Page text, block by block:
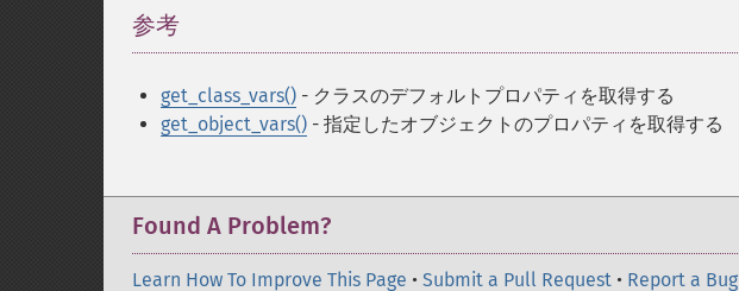
参考
get_class_vars() - クラスのデフォルトプロパティを取得する
get_object_vars() - 指定したオブジェクトのプロパティを取得する
Found A Problem?
Learn How To Improve This Page • Submit a Pull Request • Report a Bug